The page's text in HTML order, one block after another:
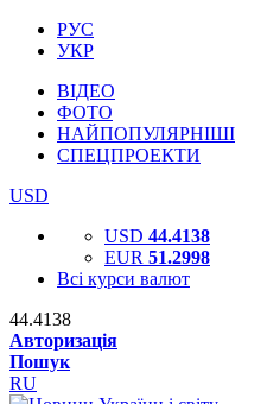
РУС
УКР
ВІДЕО
ФОТО
НАЙПОПУЛЯРНІШІ
СПЕЦПРОЕКТИ
USD
USD 44.4138
EUR 51.2998
Всі курси валют
44.4138
Авторизація
Пошук
RU